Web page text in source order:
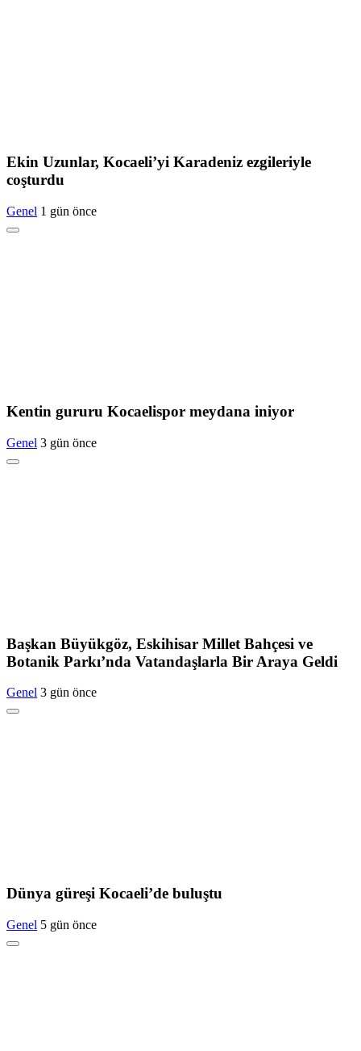
Ekin Uzunlar, Kocaeli’yi Karadeniz ezgileriyle
coşturdu
Genel 1 gün önce
Kentin gururu Kocaelispor meydana iniyor
Genel 3 gün önce
Başkan Büyükgöz, Eskihisar Millet Bahçesi ve
Botanik Parkı’nda Vatandaşlarla Bir Araya Geldi
Genel 3 gün önce
Dünya güreşi Kocaeli’de buluştu
Genel 5 gün önce